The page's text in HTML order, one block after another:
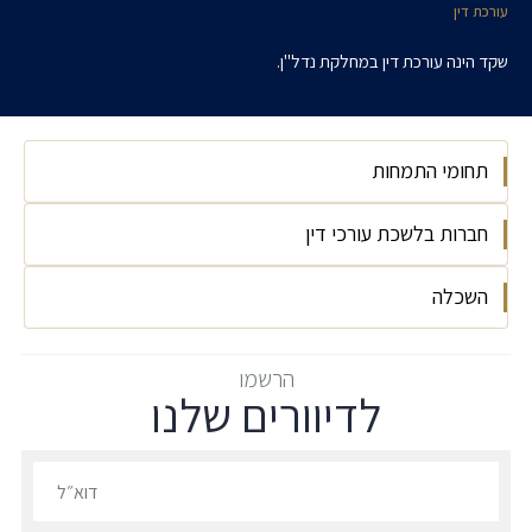
עורכת דין
שקד הינה עורכת דין במחלקת נדל"ן.
תחומי התמחות
נדל"ן
חברות בלשכת עורכי דין
לשכת עורכי הדין בישראל, 2026השכלה
משפטים, 2025, בהצטיינות, הצטיינות דיקאן
לשנים תשפ"ג ותשפ"ד
הרשמו
לדיוורים שלנו